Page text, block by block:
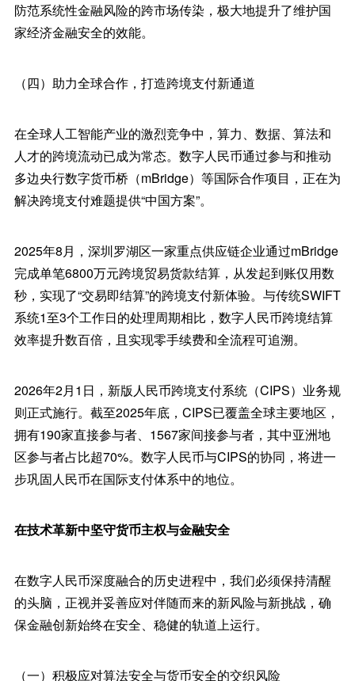
防范系统性金融风险的跨市场传染，极大地提升了维护国
家经济金融安全的效能。
（四）助力全球合作，打造跨境支付新通道
在全球人工智能产业的激烈竞争中，算力、数据、算法和
人才的跨境流动已成为常态。数字人民币通过参与和推动
多边央行数字货币桥（mBridge）等国际合作项目，正在为
解决跨境支付难题提供“中国方案”。
2025年8月，深圳罗湖区一家重点供应链企业通过mBridge
完成单笔6800万元跨境贸易货款结算，从发起到账仅用数
秒，实现了“交易即结算”的跨境支付新体验。与传统SWIFT
系统1至3个工作日的处理周期相比，数字人民币跨境结算
效率提升数百倍，且实现零手续费和全流程可追溯。
2026年2月1日，新版人民币跨境支付系统（CIPS）业务规
则正式施行。截至2025年底，CIPS已覆盖全球主要地区，
拥有190家直接参与者、1567家间接参与者，其中亚洲地
区参与者占比超70%。数字人民币与CIPS的协同，将进一
步巩固人民币在国际支付体系中的地位。
在技术革新中坚守货币主权与金融安全
在数字人民币深度融合的历史进程中，我们必须保持清醒
的头脑，正视并妥善应对伴随而来的新风险与新挑战，确
保金融创新始终在安全、稳健的轨道上运行。
（一）积极应对算法安全与货币安全的交织风险